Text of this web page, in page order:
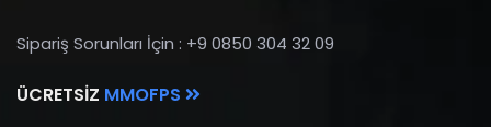
Sipariş Sorunları İçin : +9 0850 304 32 09
ÜCRETSIZ MMOFPS